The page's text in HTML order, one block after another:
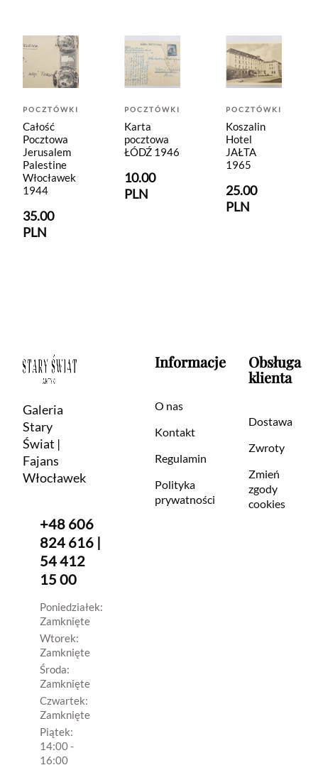
POCZTÓWKI
Całość
Pocztowa
Jerusalem
Palestine
Włocławek
1944
35.00
PLN
POCZTÓWKI
Karta
pocztowa
ŁÓDŹ 1946
10.00
PLN
POCZTÓWKI
Koszalin
Hotel
JAŁTA
1965
25.00
PLN
Galeria
Stary
Świat |
Fajans
Włocławek
+48 606
824 616 |
54 412
15 00
Poniedziałek:
Zamknięte
Wtorek:
Zamknięte
Środa:
Zamknięte
Czwartek:
Zamknięte
Piątek:
14:00 -
16:00
Informacje
O nas
Kontakt
Regulamin
Polityka
prywatności
Obsługa
klienta
Dostawa
Zwroty
Zmień
zgody
cookies